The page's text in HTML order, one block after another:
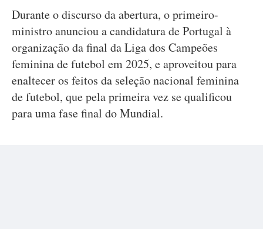
Durante o discurso da abertura, o primeiro-
ministro anunciou a candidatura de Portugal à
organização da final da Liga dos Campeões
feminina de futebol em 2025, e aproveitou para
enaltecer os feitos da seleção nacional feminina
de futebol, que pela primeira vez se qualificou
para uma fase final do Mundial.